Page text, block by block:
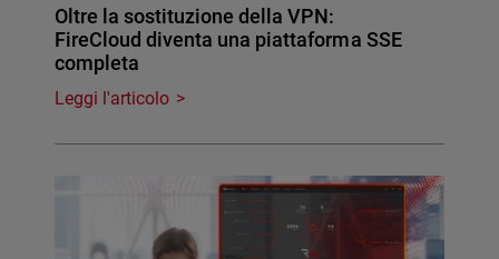
Oltre la sostituzione della VPN:
FireCloud diventa una piattaforma SSE
completa
Leggi l'articolo